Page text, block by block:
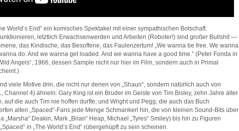
World’s End“ ein komisches Spektakel mit einer sympathischen Botschaft:
letztlich Erwachsenwerden und Arbeiten (Roboter!) sind großer Bullshit —
das Kindische, das Besoffene, das Faulenzertum! „We wanna be free. We wanna
do. And we wanna get loaded. And we wanna have a good time.“ (Peter Fonda in
Angels“, 1966, dessen Sample nicht nur hier im Film, sondern auch in Primal
viele Motive drin, die nicht nur denen von „Shaun“, sondern natürlich auch von
Channel 4) ähneln: Gary King ist ein Bruder im Geiste von Tim Bisley, zehn Jahre älter
auf die auch Tim nie hoffen durfte; und Wright und Pegg, die auch das Buch
alten „Spaced“-Fans jede Menge Schmankerl hin, die von kleinen Sound-Bits über
„Marsha“ Deakin, Mark „Brian“ Heap, Michael „Tyres“ Smiley) bis hin zu Figuren
in „The World’s End“ rübergehüpft zu sein scheinen.